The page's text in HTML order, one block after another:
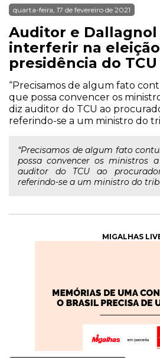
quarta-feira, 17 de fevereiro de 2021
Auditor e
interferir na
presidência do TCU
“Precisamos de algum fato
que possa convencer os
diz auditor do TCU ao
referindo-se a um ministro do
“Precisamos de algum fato
possa convencer os ministros
auditor do TCU ao
referindo-se a um ministro do
MIGALHAS